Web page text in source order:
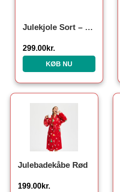
Julekjole Sort – Børn.
299.00kr.
KØB NU
Julebadekåbe Rød
199.00kr.